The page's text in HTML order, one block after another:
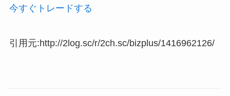
今すぐトレードする
引用元:http://2log.sc/r/2ch.sc/bizplus/1416962126/